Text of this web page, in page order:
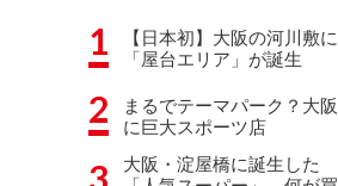
1
【日本初】大阪の河川敷に
「屋台エリア」が誕生
2
まるでテーマパーク？大阪
に巨大スポーツ店
大阪・淀屋橋に誕生した